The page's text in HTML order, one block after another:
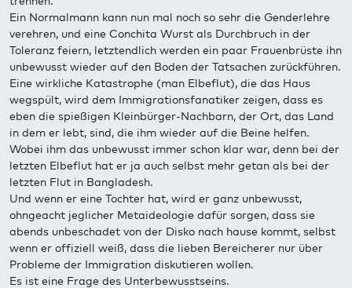
Ein Normalmann kann nun mal noch so sehr die Genderlehre
verehren, und eine Conchita Wurst als Durchbruch in der
Toleranz feiern, letztendlich werden ein paar Frauenbrüste ihn
unbewusst wieder auf den Boden der Tatsachen zurückführen.
Eine wirkliche Katastrophe (man Elbeflut), die das Haus
wegspült, wird dem Immigrationsfanatiker zeigen, dass es
eben die spießigen Kleinbürger-Nachbarn, der Ort, das Land
in dem er lebt, sind, die ihm wieder auf die Beine helfen.
Wobei ihm das unbewusst immer schon klar war, denn bei der
letzten Elbeflut hat er ja auch selbst mehr getan als bei der
letzten Flut in Bangladesh.
Und wenn er eine Tochter hat, wird er ganz unbewusst,
ohngeacht jeglicher Metaideologie dafür sorgen, dass sie
abends unbeschadet von der Disko nach hause kommt, selbst
wenn er offiziell weiß, dass die lieben Bereicherer nur über
Probleme der Immigration diskutieren wollen.
Es ist eine Frage des Unterbewusstseins.